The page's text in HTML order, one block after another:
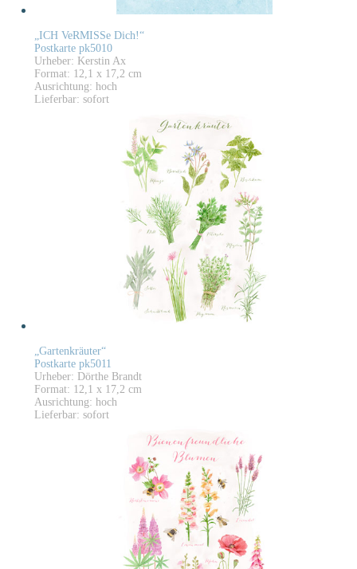
„ICH VeRMISSe Dich!“
Postkarte pk5010
Urheber: Kerstin Ax
Format: 12,1 x 17,2 cm
Ausrichtung: hoch
Lieferbar: sofort
„Gartenkräuter“
Postkarte pk5011
Urheber: Dörthe Brandt
Format: 12,1 x 17,2 cm
Ausrichtung: hoch
Lieferbar: sofort